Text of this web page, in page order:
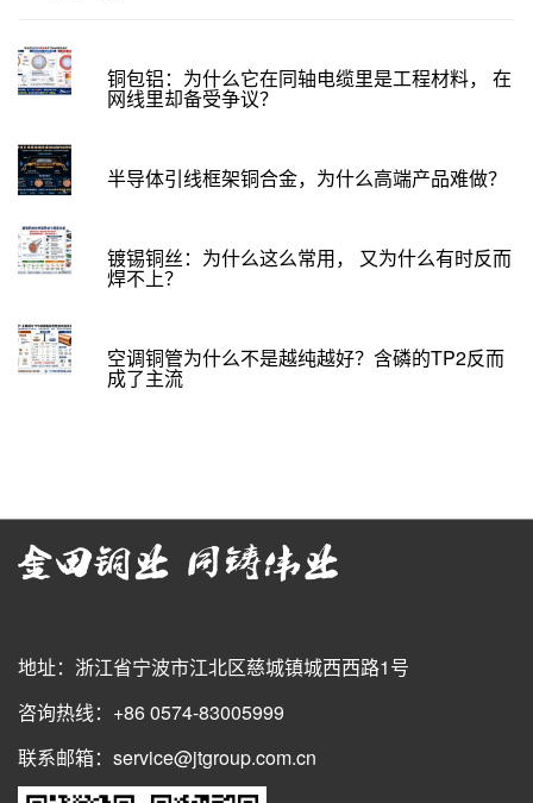
铜包铝：为什么它在同轴电缆里是工程材料， 在
网线里却备受争议？
半导体引线框架铜合金，为什么高端产品难做？
镀锡铜丝：为什么这么常用， 又为什么有时反而
焊不上？
空调铜管为什么不是越纯越好？含磷的TP2反而
成了主流
地址：浙江省宁波市江北区慈城镇城西西路1号
咨询热线：+86 0574-83005999
联系邮箱：service@jtgroup.com.cn